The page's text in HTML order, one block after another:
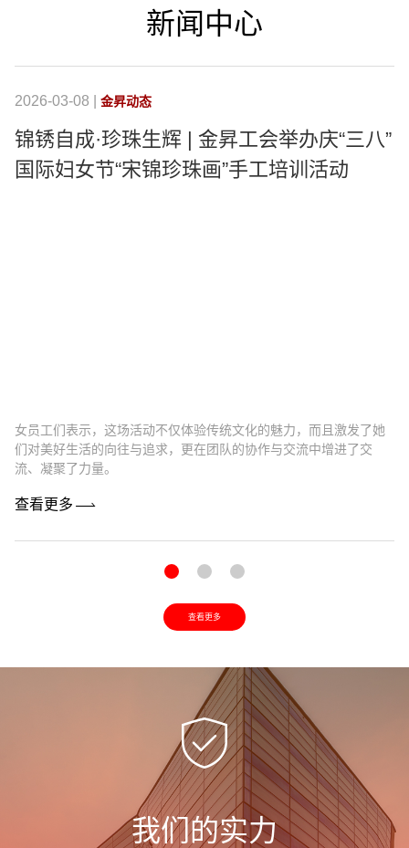
新闻中心
2026-03-08 | 金昇动态
锦锈自成·珍珠生辉 | 金昇工会举办庆“三八”
国际妇女节“宋锦珍珠画”手工培训活动
女员工们表示，这场活动不仅体验传统文化的魅力，而且激发了她
们对美好生活的向往与追求，更在团队的协作与交流中增进了交
流、凝聚了力量。
查看更多
查看更多
我们的实力